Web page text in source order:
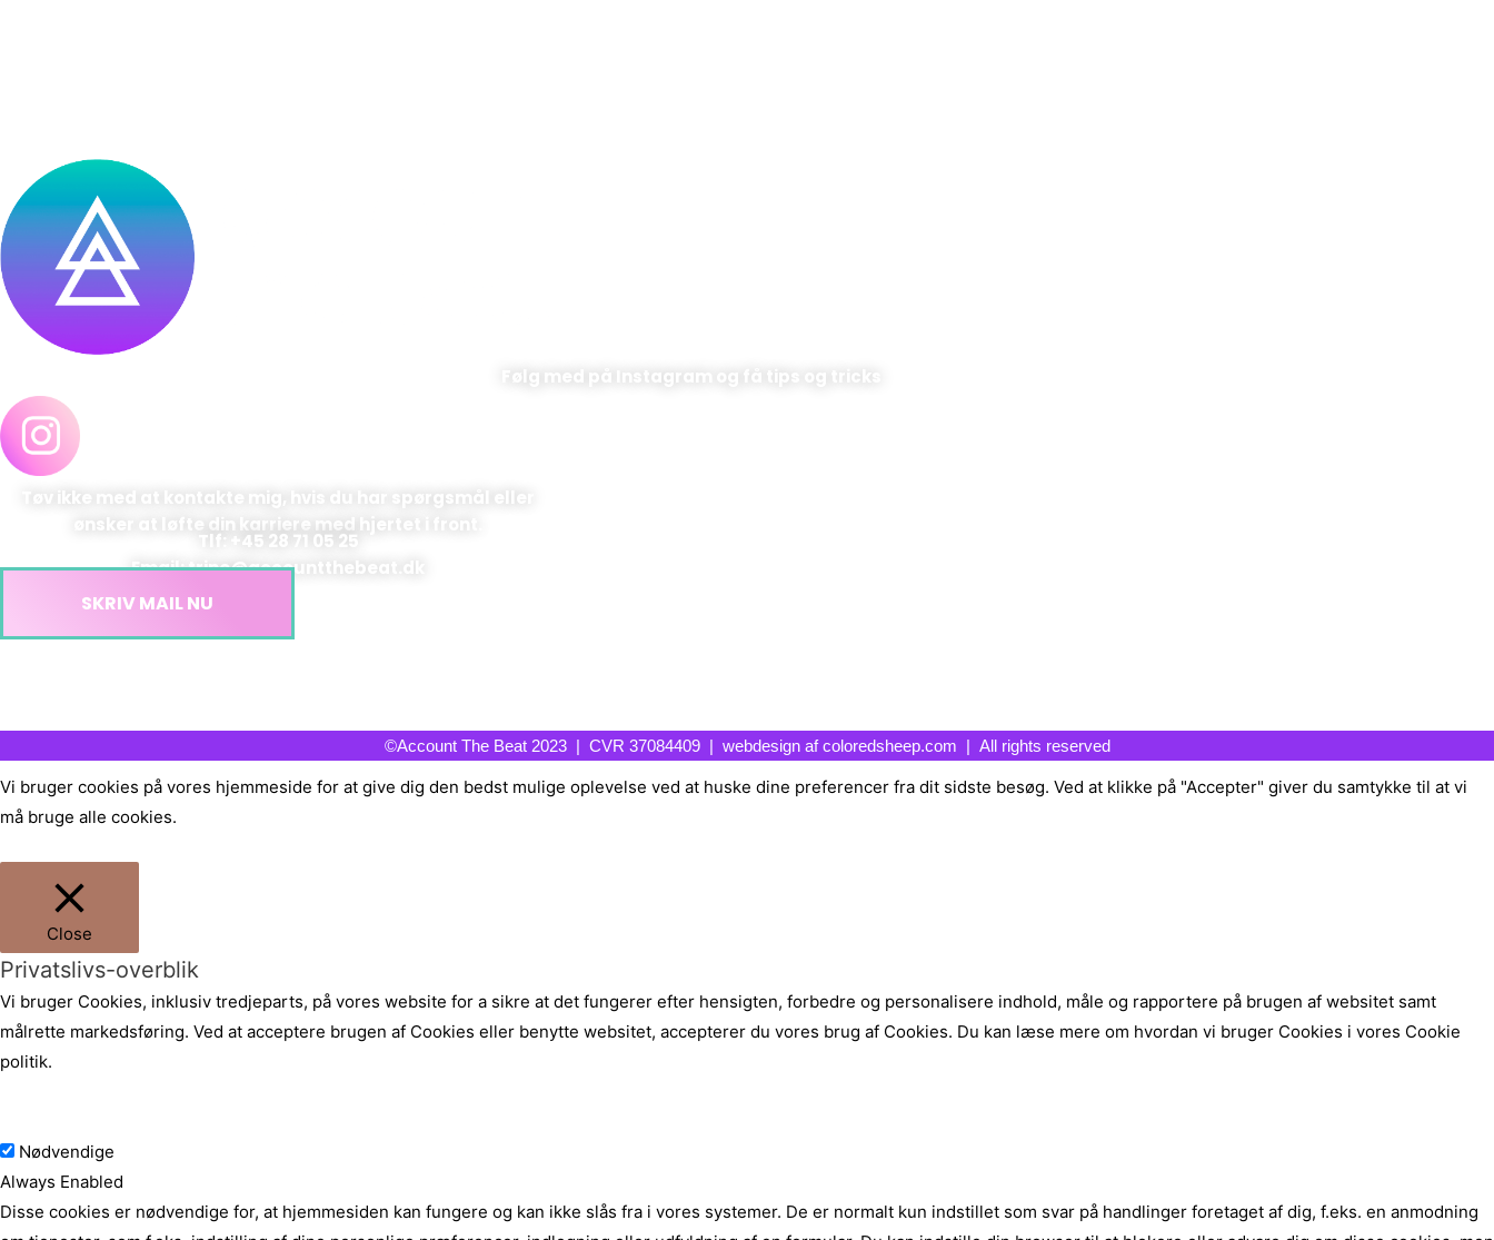
Følg med på Instagram og få tips og tricks
Tøv ikke med at kontakte mig, hvis du har spørgsmål eller
ønsker at løfte din karriere med hjertet i front.
Tlf: +45 28 71 05 25
Email: trine@accountthebeat.dk
SKRIV MAIL NU
©Account The Beat 2023 | CVR 37084409 | webdesign afcoloredsheep.com | All rights reserved
Vi bruger cookies på vores hjemmeside for at give dig den bedst mulige oplevelse ved at huske dine preferencer fra dit sidste besøg. Ved at klikke på "Accepter" giver du samtykke til at vi
må bruge alle cookies.
Close
Privatslivs-overblik
Vi bruger Cookies, inklusiv tredjeparts, på vores website for a sikre at det fungerer efter hensigten, forbedre og personalisere indhold, måle og rapportere på brugen af websitet samt
målrette markedsføring. Ved at acceptere brugen af Cookies eller benytte websitet, accepterer du vores brug af Cookies. Du kan læse mere om hvordan vi bruger Cookies i vores Cookie
politik.
Nødvendige
Always Enabled
Disse cookies er nødvendige for, at hjemmesiden kan fungere og kan ikke slås fra i vores systemer. De er normalt kun indstillet som svar på handlinger foretaget af dig, f.eks. en anmodning